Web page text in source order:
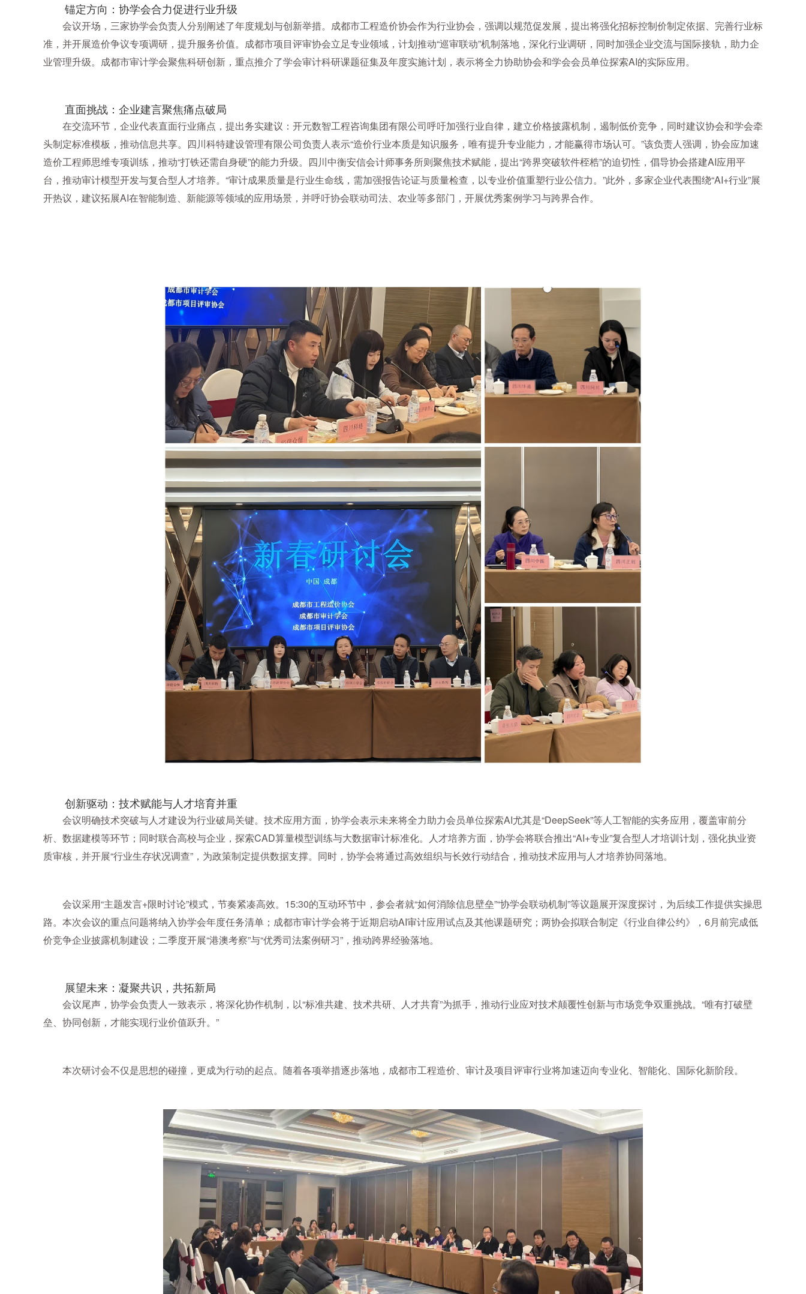
锚定方向：协学会合力促进行业升级
会议开场，三家协学会负责人分别阐述了年度规划与创新举措。成都市工程造价协会作为行业协会，强调以规范促发展，提出将强化招标控制价制定依据、完善行业标
准，并开展造价争议专项调研，提升服务价值。 成都市项目评审协会立足专业领域，计划推动“巡审联动”机制落地，深化行业调研，同时加强企业交流与国际接轨，助力企
业管理升级。 成都市审计学会聚焦科研创新，重点推介了学会审计科研课题征集及年度实施计划，表示将全力协助协会和学会会员单位探索AI的实际应用。
直面挑战：企业建言聚焦痛点破局
在交流环节，企业代表直面行业痛点，提出务实建议：开元数智工程咨询集团有限公司呼吁加强行业自律，建立价格披露机制，遏制低价竞争，同时建议协会和学会牵
头制定标准模板，推动信息共享。四川科特建设管理有限公司负责人表示“造价行业本质是知识服务，唯有提升专业能力，才能赢得市场认可。”该负责人强调，协会应加速
造价工程师思维专项训练，推动“打铁还需自身硬”的能力升级。四川中衡安信会计师事务所则聚焦技术赋能，提出“跨界突破软件桎梏”的迫切性，倡导协会搭建AI应用平
台，推动审计模型开发与复合型人才培养。“审计成果质量是行业生命线，需加强报告论证与质量检查，以专业价值重塑行业公信力。”此外，多家企业代表围绕“AI+行业”展
开热议，建议拓展AI在智能制造、新能源等领域的应用场景，并呼吁协会联动司法、农业等多部门，开展优秀案例学习与跨界合作。
创新驱动：技术赋能与人才培育并重
会议明确技术突破与人才建设为行业破局关键。技术应用方面，协学会表示未来将全力助力会员单位探索AI尤其是“DeepSeek”等人工智能的实务应用，覆盖审前分
析、数据建模等环节；同时联合高校与企业，探索CAD算量模型训练与大数据审计标准化。人才培养方面，协学会将联合推出“AI+专业”复合型人才培训计划，强化执业资
质审核，并开展“行业生存状况调查”，为政策制定提供数据支撑。同时，协学会将通过高效组织与长效行动结合，推动技术应用与人才培养协同落地。
会议采用“主题发言+限时讨论”模式，节奏紧凑高效。15:30的互动环节中，参会者就“如何消除信息壁垒”“协学会联动机制”等议题展开深度探讨，为后续工作提供实操思
路。本次会议的重点问题将纳入协学会年度任务清单；成都市审计学会将于近期启动AI审计应用试点及其他课题研究；两协会拟联合制定《行业自律公约》，6月前完成低
价竞争企业披露机制建设；二季度开展“港澳考察”与“优秀司法案例研习”，推动跨界经验落地。
展望未来：凝聚共识，共拓新局
会议尾声，协学会负责人一致表示，将深化协作机制，以“标准共建、技术共研、人才共育”为抓手，推动行业应对技术颠覆性创新与市场竞争双重挑战。“唯有打破壁
垒、协同创新，才能实现行业价值跃升。”
本次研讨会不仅是思想的碰撞，更成为行动的起点。随着各项举措逐步落地，成都市工程造价、审计及项目评审行业将加速迈向专业化、智能化、国际化新阶段。